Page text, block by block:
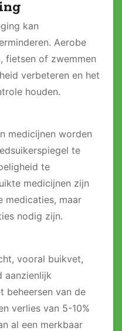
kan
Aerobe
fietsen of zwemmen
verbeteren en het
houden.
medicijnen worden
te
te
medicijnen zijn
medicaties, maar
nodig zijn.
vooral buikvet,
aanzienlijk
beheersen van de
verlies van 5-10%
al een merkbaar